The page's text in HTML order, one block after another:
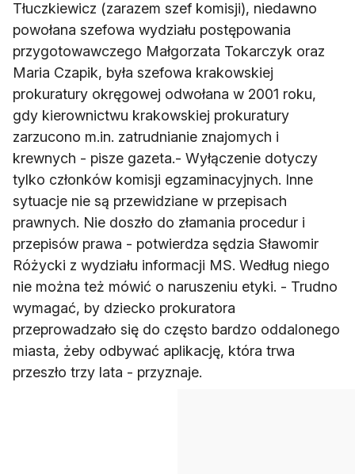
Tłuczkiewicz (zarazem szef komisji), niedawno
powołana szefowa wydziału postępowania
przygotowawczego Małgorzata Tokarczyk oraz
Maria Czapik, była szefowa krakowskiej
prokuratury okręgowej odwołana w 2001 roku,
gdy kierownictwu krakowskiej prokuratury
zarzucono m.in. zatrudnianie znajomych i
krewnych - pisze gazeta.- Wyłączenie dotyczy
tylko członków komisji egzaminacyjnych. Inne
sytuacje nie są przewidziane w przepisach
prawnych. Nie doszło do złamania procedur i
przepisów prawa - potwierdza sędzia Sławomir
Różycki z wydziału informacji MS. Według niego
nie można też mówić o naruszeniu etyki. - Trudno
wymagać, by dziecko prokuratora
przeprowadzało się do często bardzo oddalonego
miasta, żeby odbywać aplikację, która trwa
przeszło trzy lata - przyznaje.